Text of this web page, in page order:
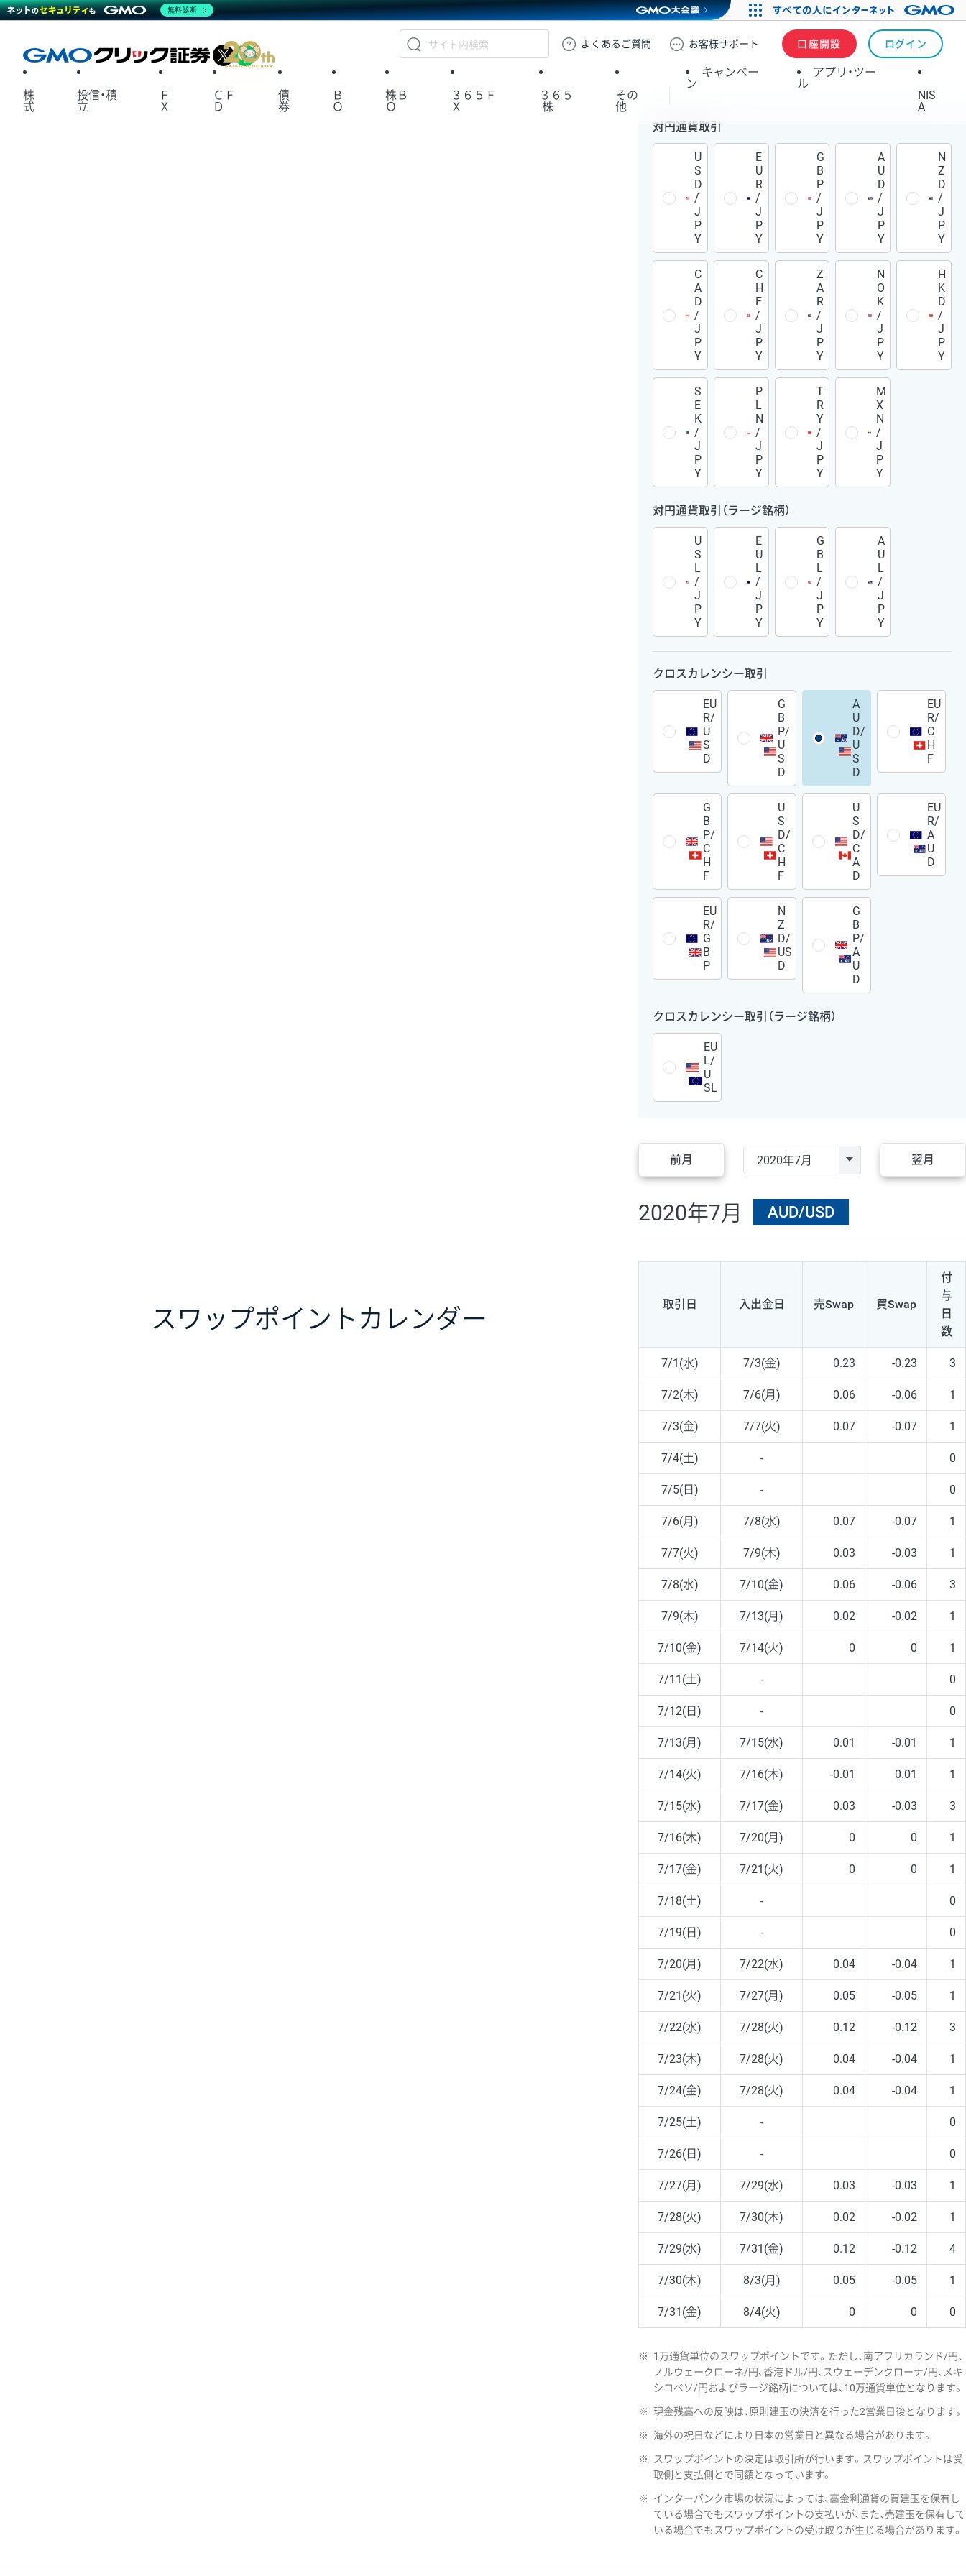
GMOクリック証券
よくある ご質問 お客様サポート 口座開設 ログイン
X
株
式
投信・積
立
Ｆ
Ｘ
ＣＦ
Ｄ
債
券
Ｂ
Ｏ
株Ｂ
Ｏ
３６５Ｆ
Ｘ
３６５
株
その
他
キャンペー
ン
アプリ・ツー
ル
NIS
A
スワップポイント カレンダー
対円通貨取引
U
S
D
/
J
P
Y
E
U
R
/
J
P
Y
G
B
P
/
J
P
Y
A
U
D
/
J
P
Y
N
Z
D
/
J
P
Y
C
A
D
/
J
P
Y
C
H
F
/
J
P
Y
Z
A
R
/
J
P
Y
N
O
K
/
J
P
Y
H
K
D
/
J
P
Y
S
E
K
/
J
P
Y
P
L
N
/
J
P
Y
T
R
Y
/
J
P
Y
M
X
N
/
J
P
Y
対円通貨取引（ラージ銘柄）
U
S
L
/
J
P
Y
E
U
L
/
J
P
Y
G
B
L
/
J
P
Y
A
U
L
/
J
P
Y
クロスカレンシー取引
EU
R/
U
S
D
G
B
P/
U
S
D
A
U
D/
U
S
D
EU
R/
C
H
F
G
B
P/
C
H
F
U
S
D/
C
H
F
U
S
D/
C
A
D
EU
R/
A
U
D
EU
R/
G
B
P
N
Z
D/
US
D
G
B
P/
A
U
D
クロスカレンシー取引（ラージ銘柄）
EU
L/
U
SL
前月 翌月
2020年7月 AUD/USD
取引日 入出金日 売Swap 買Swap
付
与
日
数
7/1(水) 7/3(金) 0.23 -0.23 3
7/2(木) 7/6(月) 0.06 -0.06 1
7/3(金) 7/7(火) 0.07 -0.07 1
7/4(土) - 0
7/5(日) - 0
7/6(月) 7/8(水) 0.07 -0.07 1
7/7(火) 7/9(木) 0.03 -0.03 1
7/8(水) 7/10(金) 0.06 -0.06 3
7/9(木) 7/13(月) 0.02 -0.02 1
7/10(金) 7/14(火) 0 0 1
7/11(土) - 0
7/12(日) - 0
7/13(月) 7/15(水) 0.01 -0.01 1
7/14(火) 7/16(木) -0.01 0.01 1
7/15(水) 7/17(金) 0.03 -0.03 3
7/16(木) 7/20(月) 0 0 1
7/17(金) 7/21(火) 0 0 1
7/18(土) - 0
7/19(日) - 0
7/20(月) 7/22(水) 0.04 -0.04 1
7/21(火) 7/27(月) 0.05 -0.05 1
7/22(水) 7/28(火) 0.12 -0.12 3
7/23(木) 7/28(火) 0.04 -0.04 1
7/24(金) 7/28(火) 0.04 -0.04 1
7/25(土) - 0
7/26(日) - 0
7/27(月) 7/29(水) 0.03 -0.03 1
7/28(火) 7/30(木) 0.02 -0.02 1
7/29(水) 7/31(金) 0.12 -0.12 4
7/30(木) 8/3(月) 0.05 -0.05 1
7/31(金) 8/4(火) 0 0 0
※
1万通貨単位のスワップポイントです。ただし、南アフリカランド/円、
ノルウェークローネ/円、香港ドル/円、スウェーデンクローナ/円、メキ
シコペソ/円およびラージ銘柄については、10万通貨単位となります。
※ 現金残高への反映は、原則建玉の決済を行った2営業日後となります。
※ 海外の祝日などにより日本の営業日と異なる場合があります。
※
スワップポイントの決定は取引所が行います。スワップポイントは受
取側と支払側とで同額となっています。
※
インターバンク市場の状況によっては、高金利通貨の買建玉を保有し
ている場合でもスワップポイントの支払いが、また、売建玉を保有して
いる場合でもスワップポイントの受け取りが生じる場合があります。
無料診断